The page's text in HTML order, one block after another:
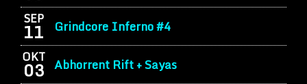
SEP
11 Grindcore Inferno #4
OKT
03 Abhorrent Rift + Sayas